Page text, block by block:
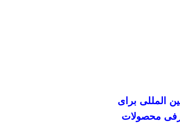
المللی برای
محصولات